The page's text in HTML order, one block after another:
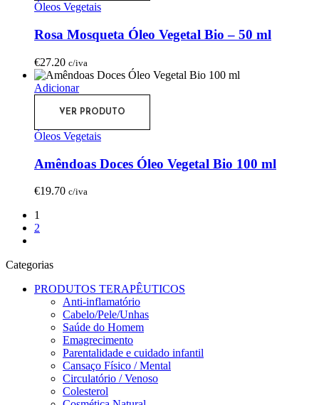
Óleos Vegetais
Rosa Mosqueta Óleo Vegetal Bio – 50 ml
€27.20 c/iva
Adicionar
VER PRODUTO
Óleos Vegetais
Amêndoas Doces Óleo Vegetal Bio 100 ml
€19.70 c/iva
1
2
Categorias
PRODUTOS TERAPÊUTICOS
Anti-inflamatório
Cabelo/Pele/Unhas
Saúde do Homem
Emagrecimento
Parentalidade e cuidado infantil
Cansaço Físico / Mental
Circulatório / Venoso
Colesterol